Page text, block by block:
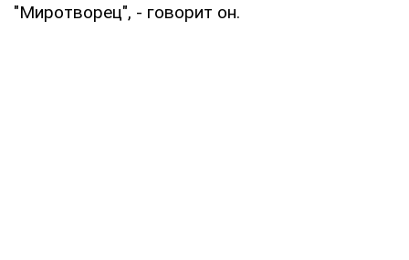
"Миротворец", - говорит он.